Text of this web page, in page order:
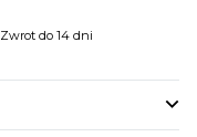
Zwrot do 14 dni